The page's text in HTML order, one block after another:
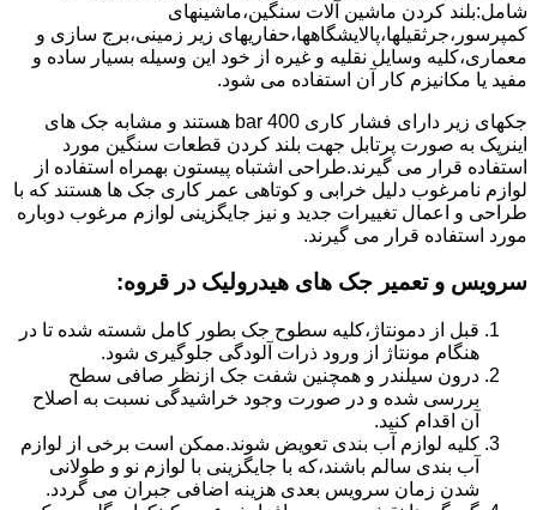
شامل:بلند کردن ماشین آلات سنگین،ماشینهای
کمپرسور،جرثقیلها،پالایشگاهها،حفاریهای زیر زمینی،برج سازی و
معماری،کلیه وسایل نقلیه و غیره از خود این وسیله بسیار ساده و
مفید یا مکانیزم کار آن استفاده می شود.
جکهای زیر دارای فشار کاری 400 bar هستند و مشابه جک های
اینرپک به صورت پرتابل جهت بلند کردن قطعات سنگین مورد
استفاده قرار می گیرند.طراحی اشتباه پیستون بهمراه استفاده از
لوازم نامرغوب دلیل خرابی و کوتاهی عمر کاری جک ها هستند که با
طراحی و اعمال تغییرات جدید و نیز جایگزینی لوازم مرغوب دوباره
مورد استفاده قرار می گیرند.
سرویس و تعمیر جک های هیدرولیک در قروه:
قبل از دمونتاژ،کلیه سطوح جک بطور کامل شسته شده تا در
هنگام مونتاژ از ورود ذرات آلودگی جلوگیری شود.
درون سیلندر و همچنین شفت جک ازنظر صافی سطح
بررسی شده و در صورت وجود خراشیدگی نسبت به اصلاح
آن اقدام کنید.
کلیه لوازم آب بندی تعویض شوند.ممکن است برخی از لوازم
آب بندی سالم باشند،که با جایگزینی با لوازم نو و طولانی
شدن زمان سرویس بعدی هزینه اضافی جبران می گردد.